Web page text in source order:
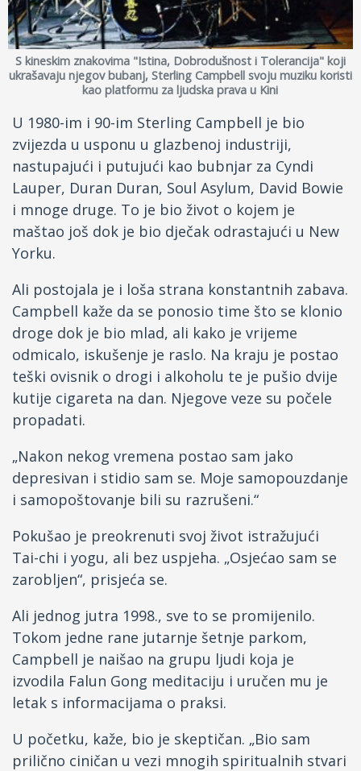
Kontakt
Facebook
S kineskim znakovima "Istina, Dobrodušnost i Tolerancija" koji
ukrašavaju njegov bubanj, Sterling Campbell svoju muziku koristi
kao platformu za ljudska prava u Kini
U 1980-im i 90-im Sterling Campbell je bio
zvijezda u usponu u glazbenoj industriji,
nastupajući i putujući kao bubnjar za Cyndi
Lauper, Duran Duran, Soul Asylum, David Bowie
i mnoge druge. To je bio život o kojem je
maštao još dok je bio dječak odrastajući u New
Yorku.
Ali postojala je i loša strana konstantnih zabava.
Campbell kaže da se ponosio time što se klonio
droge dok je bio mlad, ali kako je vrijeme
odmicalo, iskušenje je raslo. Na kraju je postao
teški ovisnik o drogi i alkoholu te je pušio dvije
kutije cigareta na dan. Njegove veze su počele
propadati.
„Nakon nekog vremena postao sam jako
depresivan i stidio sam se. Moje samopouzdanje
i samopoštovanje bili su razrušeni.“
Pokušao je preokrenuti svoj život istražujući
Tai-chi i yogu, ali bez uspjeha. „Osjećao sam se
zarobljen“, prisjeća se.
Ali jednog jutra 1998., sve to se promijenilo.
Tokom jedne rane jutarnje šetnje parkom,
Campbell je naišao na grupu ljudi koja je
izvodila Falun Gong meditaciju i uručen mu je
letak s informacijama o praksi.
U početku, kaže, bio je skeptičan. „Bio sam
prilično ciničan u vezi mnogih spiritualnih stvari